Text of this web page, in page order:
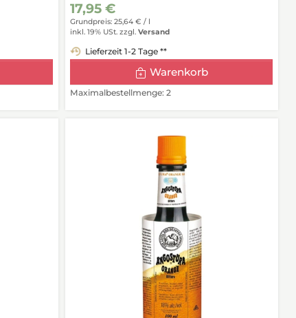
17,95 €
Grundpreis: 25,64 € /
inkl. 19% USt. zzgl.Versand
Lieferzeit 1-2 Tage **
Warenkorb
Maximalbestellmenge: 2